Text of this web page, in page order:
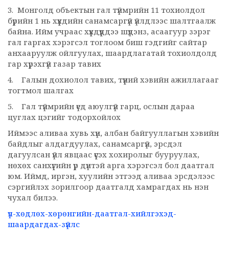
3. Монголд объектын гал түймрийн 11 тохиолдол
бүрийн 1 нь хүүхдийн санамсаргүй үйлдлээс шалтгаалж
байна. Ийм учраас хүүхдүүддээ шүдэнз, асаагуур зэрэг
гал гаргах хэрэгсэл тоглоом биш гэдгийг сайтар
анхааруулж ойлгуулах, шаардлагатай тохиолдолд
гар хүрэхгүй газар тавих
4. Галын дохиолол тавих, түүний хэвийн ажиллагааг
тогтмол шалгах
5. Гал түймрийн үед аюулгүй гарц, ослын дараа
цуглах цэгийг тодорхойлох
Иймээс аливаа хувь хүн, албан байгууллагын хэвийн
байдлыг алдагдуулах, санамсаргүй, эрсдэл
дагуулсан үйл явцаас үүсэх хохиролыг бууруулах,
нөхөх санхүүгийн үр дүнтэй арга хэрэгсэл бол даатгал
юм. Иймд, иргэн, хуулийн этгээд аливаа эрсдэлээс
сэргийлэх зорилгоор даатгалд хамрагдах нь нэн
чухал билээ.
үл-хөдлөх-хөрөнгийн-даатгал-хийлгэхэд-
шаардагдах-зүйлс